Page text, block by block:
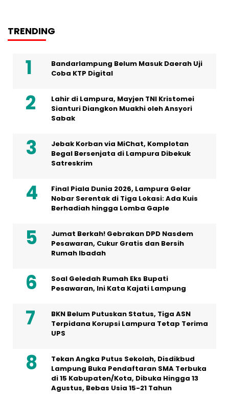
TRENDING
Bandarlampung Belum Masuk Daerah Uji
Coba KTP Digital
Lahir di Lampura, Mayjen TNI Kristomei
Sianturi Diangkon Muakhi oleh Ansyori
Sabak
Jebak Korban via MiChat, Komplotan
Begal Bersenjata di Lampura Dibekuk
Satreskrim
Final Piala Dunia 2026, Lampura Gelar
Nobar Serentak di Tiga Lokasi: Ada Kuis
Berhadiah hingga Lomba Gaple
Jumat Berkah! Gebrakan DPD Nasdem
Pesawaran, Cukur Gratis dan Bersih
Rumah Ibadah
Soal Geledah Rumah Eks Bupati
Pesawaran, Ini Kata Kajati Lampung
BKN Belum Putuskan Status, Tiga ASN
Terpidana Korupsi Lampura Tetap Terima
UPS
Tekan Angka Putus Sekolah, Disdikbud
Lampung Buka Pendaftaran SMA Terbuka
di 15 Kabupaten/Kota, Dibuka Hingga 13
Agustus, Bebas Usia 15-21 Tahun